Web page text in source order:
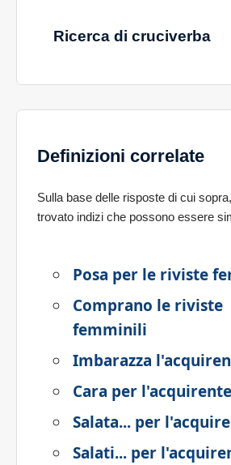
Ricerca di cruciverba
Definizioni correlate
Sulla base delle risposte di cui
trovato indizi che possono essere
Posa per le riviste
Comprano le riviste
femminili
Imbarazza
Cara per l'acquirente
Salata... per
Salati... per